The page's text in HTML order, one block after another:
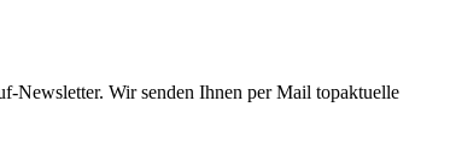
Newsletter. Wir senden Ihnen per Mail topaktuelle